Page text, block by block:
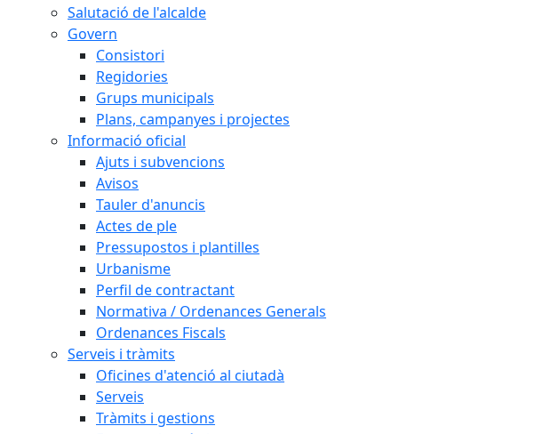
Salutació de l'alcalde
Govern
Consistori
Regidories
Grups municipals
Plans, campanyes i projectes
Informació oficial
Ajuts i subvencions
Avisos
Tauler d'anuncis
Actes de ple
Pressupostos i plantilles
Urbanisme
Perfil de contractant
Normativa / Ordenances Generals
Ordenances Fiscals
Serveis i tràmits
Oficines d'atenció al ciutadà
Serveis
Tràmits i gestions